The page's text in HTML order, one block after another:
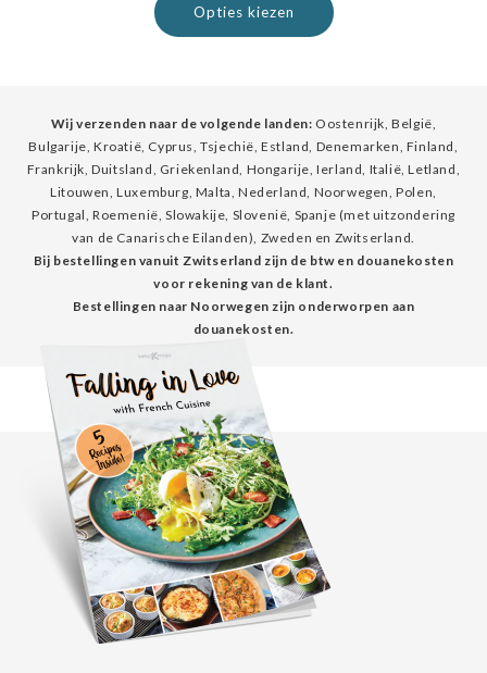
Opties kiezen
Wij verzenden naar de volgende landen: Oostenrijk, België,
Bulgarije, Kroatië, Cyprus, Tsjechië, Estland, Denemarken, Finland,
Frankrijk, Duitsland, Griekenland, Hongarije, Ierland, Italië, Letland,
Litouwen, Luxemburg, Malta, Nederland, Noorwegen, Polen,
Portugal, Roemenië, Slowakije, Slovenië, Spanje (met uitzondering
van de Canarische Eilanden), Zweden en Zwitserland.
Bij bestellingen vanuit Zwitserland zijn de btw en douanekosten
voor rekening van de klant.
Bestellingen naar Noorwegen zijn onderworpen aan
douanekosten.